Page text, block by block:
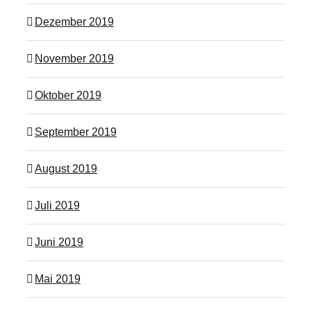
Dezember 2019
November 2019
Oktober 2019
September 2019
August 2019
Juli 2019
Juni 2019
Mai 2019